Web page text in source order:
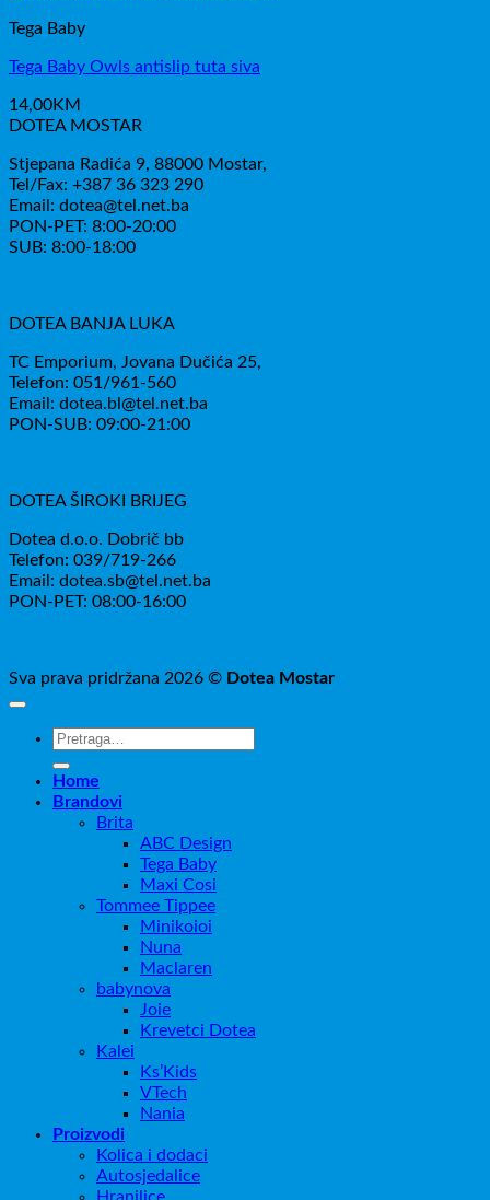
je:
Tega Baby
Tega Baby Owls antislip tuta siva
14,00KM
DOTEA MOSTAR
Stjepana Radića 9, 88000 Mostar,
Tel/Fax: +387 36 323 290
Email: dotea@tel.net.ba
PON-PET: 8:00-20:00
SUB: 8:00-18:00
DOTEA BANJA LUKA
TC Emporium, Jovana Dučića 25,
Telefon: 051/961-560
Email: dotea.bl@tel.net.ba
PON-SUB: 09:00-21:00
DOTEA ŠIROKI BRIJEG
Dotea d.o.o. Dobrič bb
Telefon: 039/719-266
Email: dotea.sb@tel.net.ba
PON-PET: 08:00-16:00
Sva prava pridržana 2026 © Dotea Mostar
Pretraži:
Home
Brandovi
Brita
ABC Design
Tega Baby
Maxi Cosi
Tommee Tippee
Minikoioi
Nuna
Maclaren
babynova
Joie
Krevetci Dotea
Kalei
Ks’Kids
VTech
Nania
Proizvodi
Kolica i dodaci
Autosjedalice